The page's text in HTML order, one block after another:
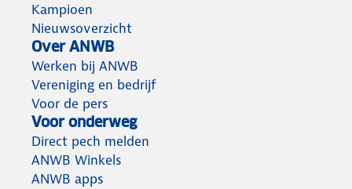
Kampioen
Nieuwsoverzicht
Over ANWB
Werken bij ANWB
Vereniging en bedrijf
Voor de pers
Voor onderweg
Direct pech melden
ANWB Winkels
ANWB apps